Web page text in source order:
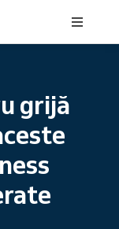
grijă